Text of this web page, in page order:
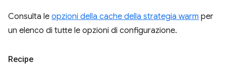
Consulta le opzioni della cache della strategia warm per
un elenco di tutte le opzioni di configurazione.
Recipe